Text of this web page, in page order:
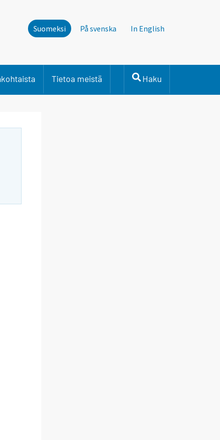
Suomeksi På svenska In English
Tietoa meistä Haku